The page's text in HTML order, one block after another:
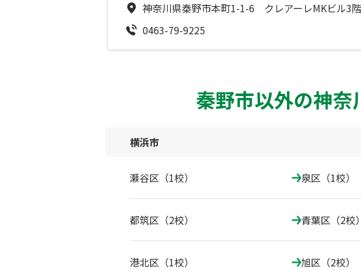
神奈川県秦野市本町1-1-6 クレアーレMKビル3階
0463-79-9225
秦野市以外の神
横浜市
瀬谷区（1校） 泉区（1校）
都筑区（2校） 青葉区（2校）
港北区（1校） 旭区（2校）